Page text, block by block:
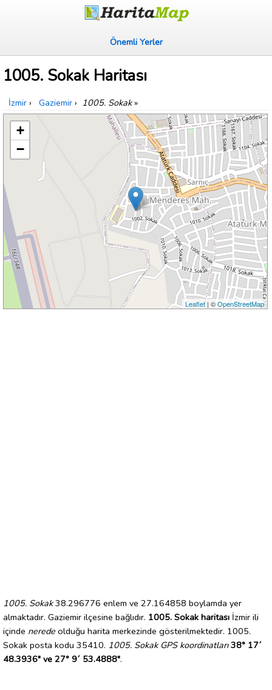
Önemli Yerler
1005. Sokak Haritası
İzmir › Gaziemir › 1005. Sokak»
+
−
Leaflet| ©OpenStreetMap
1005. Sokak38.296776 enlem ve 27.164858 boylamda yer
almaktadır. Gaziemir ilçesine bağlıdır. 1005. Sokak haritası İzmir ili
içinde nerede olduğu harita merkezinde gösterilmektedir. 1005.
Sokak posta kodu 35410. 1005. Sokak GPS koordinatları 38° 17´
48.3936" ve 27° 9´ 53.4888".